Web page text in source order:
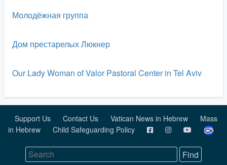
Молодёжная группа
Дом престарелых Люкнер
Our Lady Woman of Valor Pastoral Center in Tel Aviv
Support Us Contact Us Vatican News in Hebrew
Mass
in Hebrew
Child Safeguarding Policy